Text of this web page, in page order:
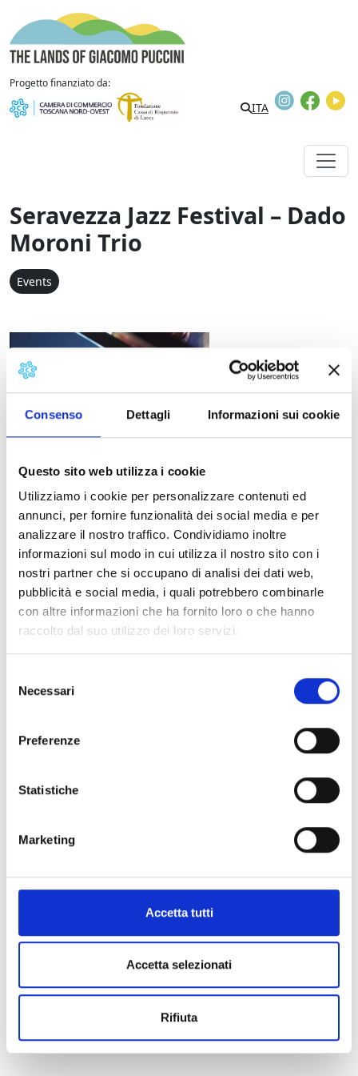
Consenso Dettagli Informazioni sui cookie
Questo sito web utilizza i cookie
Utilizziamo i cookie per personalizzare contenuti ed
annunci, per fornire funzionalità dei social media e per
analizzare il nostro traffico. Condividiamo inoltre
informazioni sul modo in cui utilizza il nostro sito con i
nostri partner che si occupano di analisi dei dati web,
pubblicità e social media, i quali potrebbero combinarle
con altre informazioni che ha fornito loro o che hanno
raccolto dal suo utilizzo dei loro servizi.
delNecessari
Preferenze
Statistiche
Marketing
Accetta tutti
Accetta selezionati
Rifiuta
Skip to content
Progetto finanziato da:
ITA
Instagram
Seravezza Jazz Festival – Dado
Moroni Trio
Events
Seravezza Jazz Festival
Marco Panascia – counterbass
The concert begins at 21.30
Details:
Contacts
PREZZO
District:
Address:
Palazzo Mediceo via XXIV Maggio
22
Municipality:
Seravezza
music